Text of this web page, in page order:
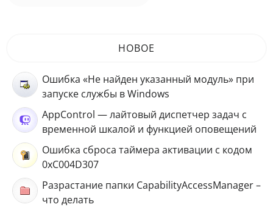
НОВОЕ
Ошибка «Не найден указанный модуль» при
запуске службы в Windows
AppControl — лайтовый диспетчер задач с
временной шкалой и функцией оповещений
Ошибка сброса таймера активации с кодом
0xC004D307
Разрастание папки CapabilityAccessManager –
что делать